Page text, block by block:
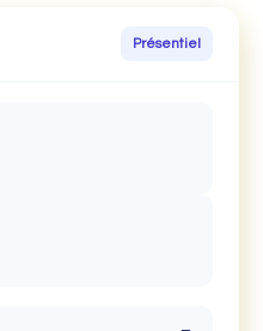
Présentiel